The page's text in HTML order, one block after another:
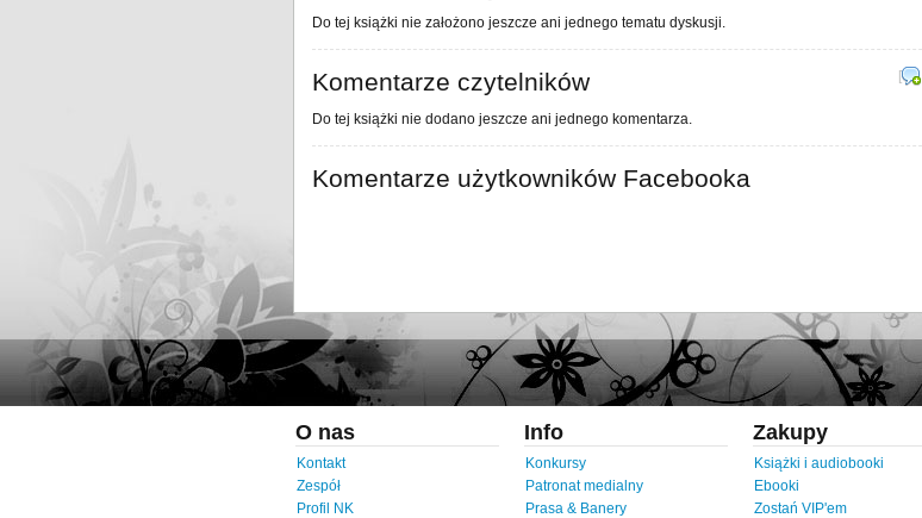
Do tej książki nie założono jeszcze ani jednego tematu dyskusji.
[
Komentarze czytelników
Do tej książki nie dodano jeszcze ani jednego komentarza.
Komentarze użytkowników Facebooka
O nas
Kontakt
Zespół
Profil NK
Info
Konkursy
Patronat medialny
Prasa & Banery
Zakupy
Książki i audiobooki
Ebooki
Zostań VIP'em